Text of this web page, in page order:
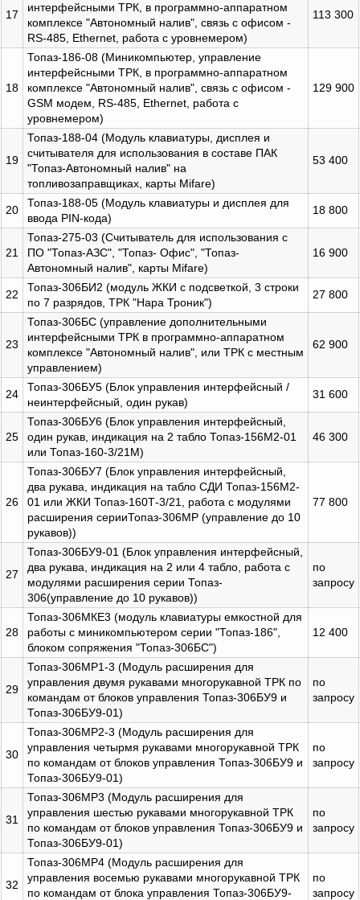
17
интерфейсными ТРК, в программно-аппаратном
комплексе "Автономный налив", связь с офисом -
RS-485, Ethernet, работа с уровнемером)
113 300
18
Топаз-186-08 (Миникомпьютер, управление
интерфейсными ТРК, в программно-аппаратном
комплексе "Автономный налив", связь с офисом -
GSM модем, RS-485, Ethernet, работа с
уровнемером)
129 900
19
Топаз-188-04 (Модуль клавиатуры, дисплея и
считывателя для использования в составе ПАК
"Топаз-Автономный налив" на
топливозаправщиках, карты Mifare)
53 400
20
Топаз-188-05 (Модуль клавиатуры и дисплея для
ввода PIN-кода)
18 800
21
Топаз-275-03 (Считыватель для использования с
ПО "Топаз-АЗС", "Топаз- Офис", "Топаз-
Автономный налив", карты Mifare)
16 900
22
Топаз-306БИ2 (модуль ЖКИ с подсветкой, 3 строки
по 7 разрядов, ТРК "Нара Троник")
27 800
23
Топаз-306БС (управление дополнительными
интерфейсными ТРК в программно-аппаратном
комплексе "Автономный налив", или ТРК с местным
управлением)
62 900
24
Топаз-306БУ5 (Блок управления интерфейсный /
неинтерфейсный, один рукав)
31 600
25
Топаз-306БУ6 (Блок управления интерфейсный,
один рукав, индикация на 2 табло Топаз-156М2-01
или Топаз-160-3/21М)
46 300
26
Топаз-306БУ7 (Блок управления интерфейсный,
два рукава, индикация на табло СДИ Топаз-156М2-
01 или ЖКИ Топаз-160Т-3/21, работа с модулями
расширения серииТопаз-306МР (управление до 10
рукавов))
77 800
27
Топаз-306БУ9-01 (Блок управления интерфейсный,
два рукава, индикация на 2 или 4 табло, работа с
модулями расширения серии Топаз-
306(управление до 10 рукавов))
по
запросу
28
Топаз-306МКЕ3 (модуль клавиатуры емкостной для
работы с миникомпьютером серии "Топаз-186",
блоком сопряжения "Топаз-306БС")
12 400
29
Топаз-306МР1-3 (Модуль расширения для
управления двумя рукавами многорукавной ТРК по
командам от блоков управления Топаз-306БУ9 и
Топаз-306БУ9-01)
по
запросу
30
Топаз-306МР2-3 (Модуль расширения для
управления четырмя рукавами многорукавной ТРК
по командам от блоков управления Топаз-306БУ9 и
Топаз-306БУ9-01)
по
запросу
31
Топаз-306МР3 (Модуль расширения для
управления шестью рукавами многорукавной ТРК
по командам от блоков управления Топаз-306БУ9 и
Топаз-306БУ9-01)
по
запросу
32
Топаз-306МР4 (Модуль расширения для
управления восемью рукавами многорукавной ТРК
по командам от блока управления Топаз-306БУ9-
по
запросу